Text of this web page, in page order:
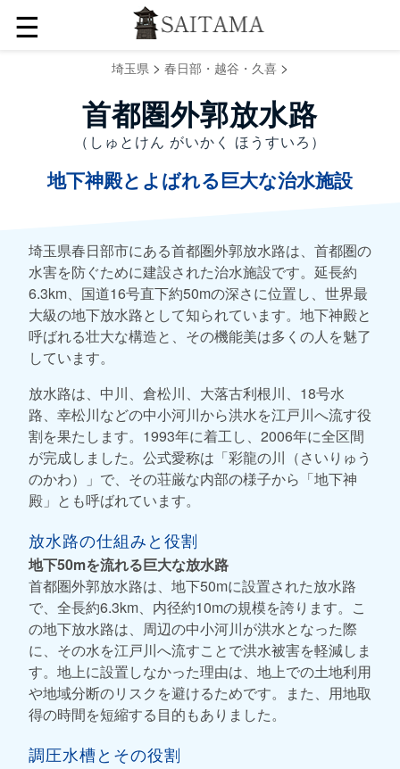
☰
埼玉県 > 春日部・越谷・久喜 >
首都圏外郭放水路
（しゅとけん がいかく ほうすいろ）
地下神殿とよばれる巨大な治水施設
埼玉県春日部市にある首都圏外郭放水路は、首都圏の
水害を防ぐために建設された治水施設です。延長約
6.3km、国道16号直下約50mの深さに位置し、世界最
大級の地下放水路として知られています。地下神殿と
呼ばれる壮大な構造と、その機能美は多くの人を魅了
しています。
放水路は、中川、倉松川、大落古利根川、18号水
路、幸松川などの中小河川から洪水を江戸川へ流す役
割を果たします。1993年に着工し、2006年に全区間
が完成しました。公式愛称は「彩龍の川（さいりゅう
のかわ）」で、その荘厳な内部の様子から「地下神
殿」とも呼ばれています。
放水路の仕組みと役割
地下50mを流れる巨大な放水路
首都圏外郭放水路は、地下50mに設置された放水路
で、全長約6.3km、内径約10mの規模を誇ります。こ
の地下放水路は、周辺の中小河川が洪水となった際
に、その水を江戸川へ流すことで洪水被害を軽減しま
す。地上に設置しなかった理由は、地上での土地利用
や地域分断のリスクを避けるためです。また、用地取
得の時間を短縮する目的もありました。
調圧水槽とその役割